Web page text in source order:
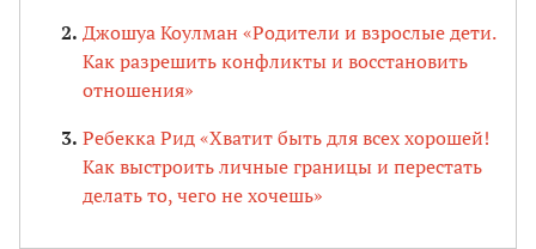
Джошуа Коулман «Родители и взрослые дети.
Как разрешить конфликты и восстановить
отношения»
Ребекка Рид «Хватит быть для всех хорошей!
Как выстроить личные границы и перестать
делать то, чего не хочешь»